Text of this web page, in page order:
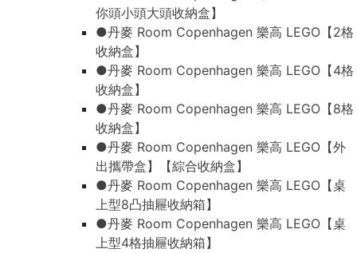
你頭小頭大頭收納盒】
●丹麥 Room Copenhagen 樂高 LEGO【2格
收納盒】
●丹麥 Room Copenhagen 樂高 LEGO【4格
收納盒】
●丹麥 Room Copenhagen 樂高 LEGO【8格
收納盒】
●丹麥 Room Copenhagen 樂高 LEGO【外
出攜帶盒】【綜合收納盒】
●丹麥 Room Copenhagen 樂高 LEGO【桌
上型8凸抽屜收納箱】
●丹麥 Room Copenhagen 樂高 LEGO【桌
上型4格抽屜收納箱】